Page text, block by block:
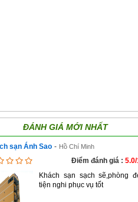
ĐÁNH GIÁ MỚI NHẤT
sạn Ánh Sao - Hồ Chí Minh
Điểm đánh giá :
Khách sạn sạch sẽ,phòng
tiện nghi phục vụ tốt